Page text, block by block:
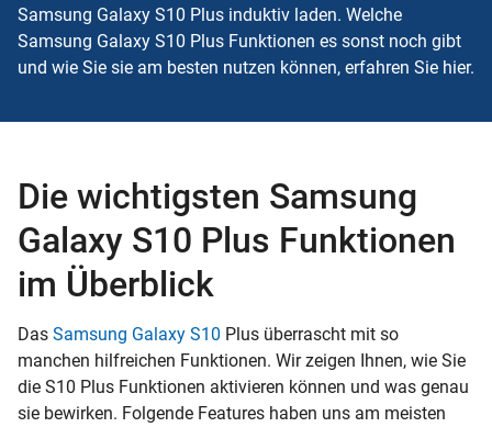
Samsung Galaxy S10 Plus induktiv laden. Welche
Samsung Galaxy S10 Plus Funktionen es sonst noch gibt
und wie Sie sie am besten nutzen können, erfahren Sie hier.
Die wichtigsten Samsung
Galaxy S10 Plus Funktionen
im Überblick
Das Samsung Galaxy S10 Plus überrascht mit so
manchen hilfreichen Funktionen. Wir zeigen Ihnen, wie Sie
die S10 Plus Funktionen aktivieren können und was genau
sie bewirken. Folgende Features haben uns am meisten